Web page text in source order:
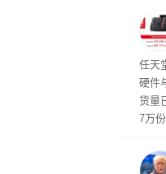
a）
发工
注。
界》
任天
硬件
货量
7万